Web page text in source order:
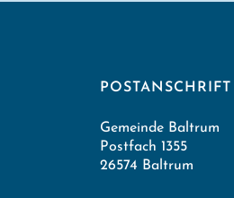
POSTANSCHRIFT
Gemeinde Baltrum
Postfach 1355
26574 Baltrum